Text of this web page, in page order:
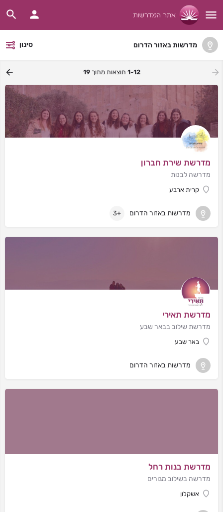
מדרשות באזור הדרום סינון
1-12 תוצאות מתוך19
מדרשת שירת חברון
מדרשה לבנות
קרית ארבע
מדרשות באזור הדרום +3
מדרשת תאירי
מדרשת שילוב בבאר שבע
באר שבע
מדרשות באזור הדרום
מדרשת בנות רחל
מדרשה בשילוב מגורים
אשקלון